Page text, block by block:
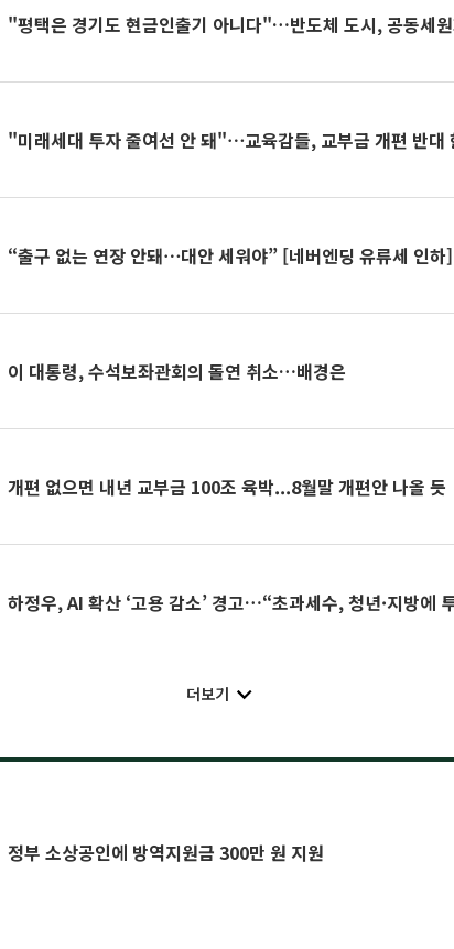
"평택은 경기도 현금인출기 아니다"…반도체 도시, 공동세
"미래세대 투자 줄여선 안 돼"⋯교육감들, 교부금 개편 반대
“출구 없는 연장 안돼⋯대안 세워야” [네버엔딩 유류세 인하]
이 대통령, 수석보좌관회의 돌연 취소…배경은
개편 없으면 내년 교부금 100조 육박...8월말 개편안 나올 듯
하정우, AI 확산 ‘고용 감소’ 경고…“초과세수, 청년·지방에
더보기
정부 소상공인에 방역지원금 300만 원 지원